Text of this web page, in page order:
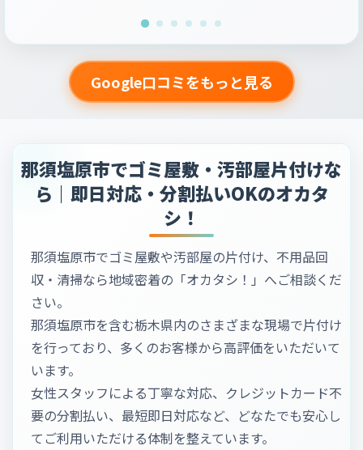
Google口コミをもっと見る
那須塩原市でゴミ屋敷・汚部屋片付けな
ら｜即日対応・分割払いOKのオカタ
シ！
那須塩原市でゴミ屋敷や汚部屋の片付け、不用品回
収・清掃なら地域密着の「オカタシ！」へご相談くだ
さい。
那須塩原市を含む栃木県内のさまざまな現場で片付け
を行っており、多くのお客様から高評価をいただいて
います。
女性スタッフによる丁寧な対応、クレジットカード不
要の分割払い、最短即日対応など、どなたでも安心し
てご利用いただける体制を整えています。